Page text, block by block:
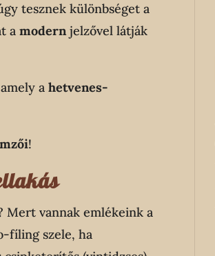
tesznek különbséget a
amodern jelzővel látják
ahetvenes-
!
Mert vannak emlékeink a
fíling szele, ha